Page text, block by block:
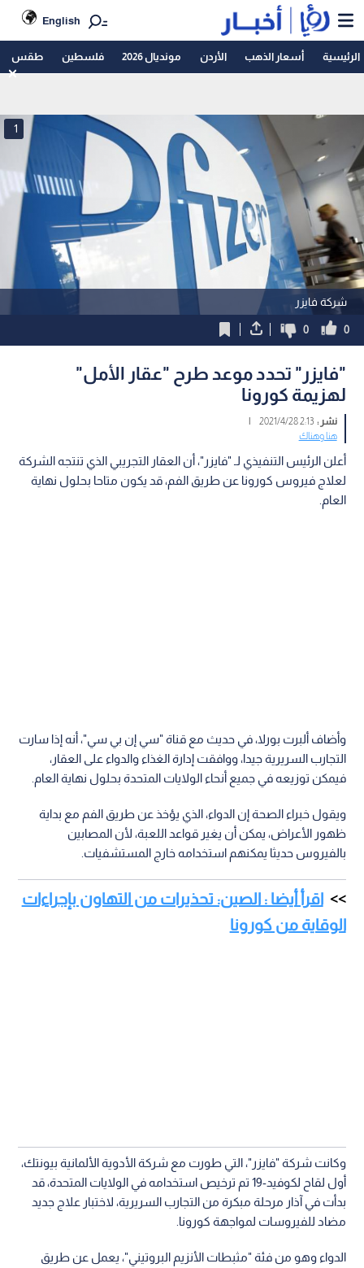
English
الرئيسية أسعار الذهب الأردن مونديال 2026 فلسطين طقس
شركة فايزر
1
0
0
"فايزر" تحدد موعد طرح "عقار الأمل"
لهزيمة كورونا
نشر :2:13 2021/4/28
|
هنا وهناك
أعلن الرئيس التنفيذي لـ "فايزر"، أن العقار التجريبي الذي تنتجه الشركة
لعلاج فيروس كورونا عن طريق الفم، قد يكون متاحا بحلول نهاية
العام.
وأضاف ألبرت بورلا، في حديث مع قناة "سي إن بي سي"، أنه إذا سارت
التجارب السريرية جيدا، ووافقت إدارة الغذاء والدواء على العقار،
فيمكن توزيعه في جميع أنحاء الولايات المتحدة بحلول نهاية العام.
ويقول خبراء الصحة إن الدواء، الذي يؤخذ عن طريق الفم مع بداية
ظهور الأعراض، يمكن أن يغير قواعد اللعبة، لأن المصابين
بالفيروس حديثا يمكنهم استخدامه خارج المستشفيات.
اقرأ أيضا : الصين: تحذيرات من التهاون بإجراءات
الوقاية من كورونا
وكانت شركة "فايزر"، التي طورت مع شركة الأدوية الألمانية بيونتك،
أول لقاح لكوفيد-19 تم ترخيص استخدامه في الولايات المتحدة، قد
بدأت في آذار مرحلة مبكرة من التجارب السريرية، لاختبار علاج جديد
مضاد للفيروسات لمواجهة كورونا.
الدواء وهو من فئة "مثبطات الأنزيم البروتيني"، يعمل عن طريق